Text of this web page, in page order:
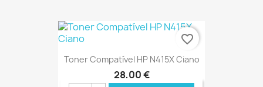
€ ONLINE
Toner Compatível HP N415X Ciano
28,00 €
favorite_border